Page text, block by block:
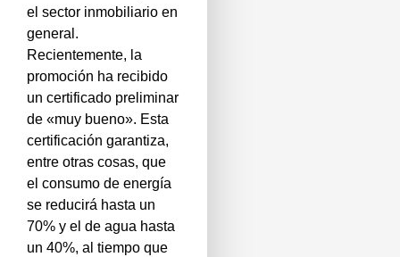
el sector inmobiliario en
general.
Recientemente, la
promoción ha recibido
un certificado preliminar
de «muy bueno». Esta
certificación garantiza,
entre otras cosas, que
el consumo de energía
se reducirá hasta un
70% y el de agua hasta
un 40%, al tiempo que